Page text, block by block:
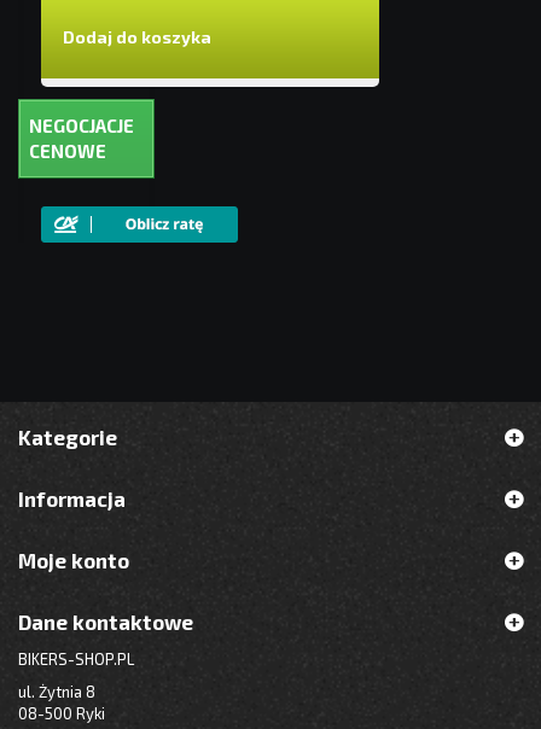
Dodaj do koszyka
NEGOCJACJE
CENOWE
Kategorie
Informacja
Moje konto
Dane kontaktowe
BIKERS-SHOP.PL
ul. Żytnia 8
08-500 Ryki